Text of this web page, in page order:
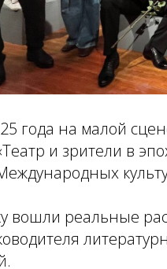
года на малой
и зрители в
вошли реальные